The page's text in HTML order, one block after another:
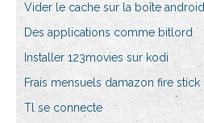
Vider le cache sur la boîte android
Des applications comme bitlord
Installer 123movies sur kodi
Frais mensuels damazon fire stick
Tl se connecte